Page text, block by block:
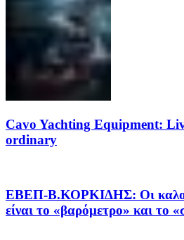
Cavo Yachting Equipment:
ordinary
EΒΕΠ-Β.ΚΟΡΚΙΔΗΣ: Οι
είναι το «βαρόμετρο» και το